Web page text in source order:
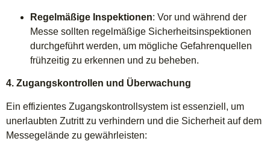
Regelmäßige Inspektionen: Vor und während der
Messe sollten regelmäßige Sicherheitsinspektionen
durchgeführt werden, um mögliche Gefahrenquellen
frühzeitig zu erkennen und zu beheben.
4. Zugangskontrollen und Überwachung
Ein effizientes Zugangskontrollsystem ist essenziell, um
unerlaubten Zutritt zu verhindern und die Sicherheit auf dem
Messegelände zu gewährleisten: